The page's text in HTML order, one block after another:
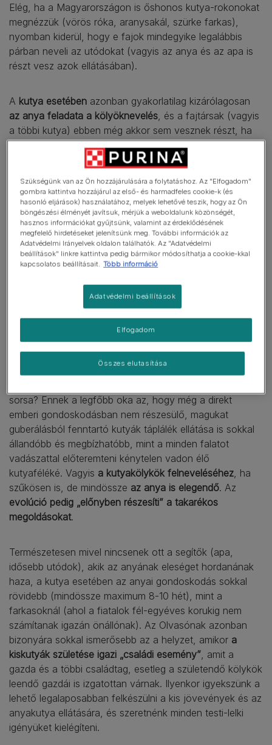
Elég, ha a Magyarországon is őshonos kutya-rokonokat
megnézzük (vörös róka, aranysakál, szürke farkas),
nyomban kiderül, hogy e fajok mindegyike legalábbis
párban neveli az utódokat (vagyis az anya és az apa is
részt vesz azok ellátásában).
A kutya esetében azonban gyakorlatilag kizárólagosan
az anya feladata a kölyöknevelés , és a fajtársak (vagyis
a többi kutya) ebben még akkor sem vesznek részt, ha
elméletileg lenne rá módjuk (pl. csoportosan élő falusi,
avagy páriakutyák esetében).
sorsa? Ennek a legfőbb oka az, hogy még a direkt
emberi gondoskodásban nem részesülő, magukat
guberálásból fenntartó kutyák táplálék ellátása is sokkal
állandóbb és megbízhatóbb, mint a minden falatot
vadászattal előteremteni kénytelen vadon élő
kutyaféléké. Vagyis a kutyakölykök felneveléséhez , ha
szűkösen is, de mindössze az anya is elegendő. Az
evolúció pedig „előnyben részesíti” a takarékos
megoldásokat.
Természetesen mivel nincsenek ott a segítők (apa,
idősebb utódok), akik az anyának eleséget hordanának
haza, a kutya esetében az anyai gondoskodás sokkal
rövidebb (mindössze maximum 8-10 hét), mint a
farkasoknál (ahol a fiatalok fél-egyéves korukig nem
számítanak igazán önállónak). Az Olvasónak azonban
bizonyára sokkal ismerősebb az a helyzet, amikor a
kiskutyák születése igazi „családi esemény” , amit a
gazda és a többi családtag, esetleg a születendő kölykök
leendő gazdái is izgatottan várnak. Ilyenkor igyekszünk a
lehető legalaposabban felkészülni a kis jövevények és az
anyakutya ellátására, és szeretnénk minden testi-lelki
igényüket kielégíteni.
Szükségünk van az Ön hozzájárulására a folytatáshoz. Az "Elfogadom"
gombra kattintva hozzájárul az első- és harmadfeles cookie-k (és
hasonló eljárások) használatához, melyek lehetővé teszik, hogy az Ön
böngészési élményét javítsuk, mérjük a weboldalunk közönségét,
hasznos információkat gyűjtsünk, valamint az érdeklődésének
megfelelő hirdetéseket jelenítsünk meg. További információk az
Adatvédelmi Irányelvek oldalon találhatók. Az "Adatvédelmi
beállítások" linkre kattintva pedig bármikor módosíthatja a cookie-kkal
kapcsolatos beállításait. Több információ
Adatvédelmi beállítások
Összes elutasítása
Elfogadom